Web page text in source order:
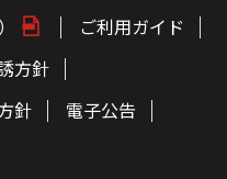
ご利用ガイド
方針
針
電子公告